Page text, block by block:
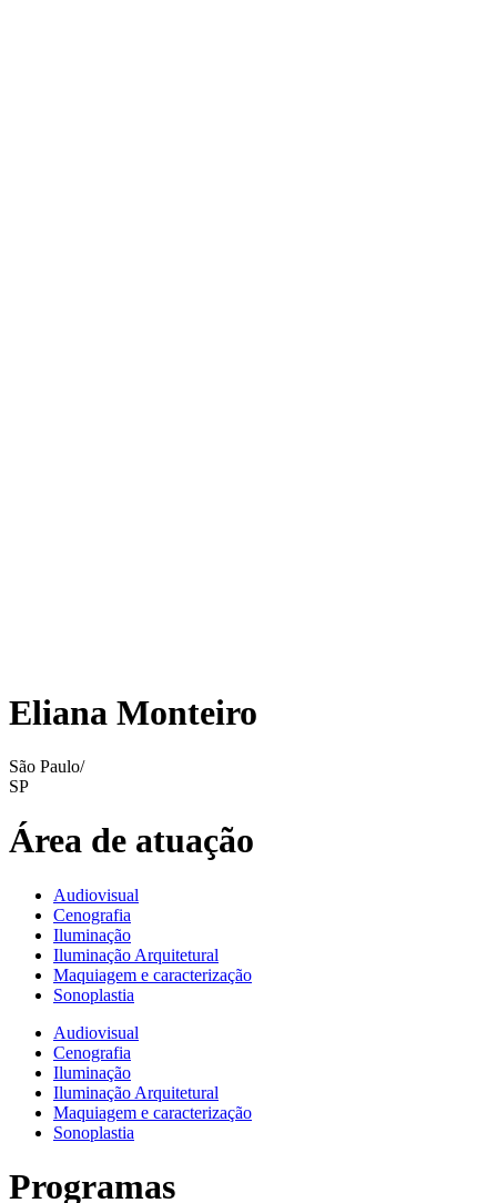
Eliana Monteiro
São Paulo/
SP
Área de atuação
Audiovisual
Cenografia
Iluminação
Iluminação Arquitetural
Maquiagem e caracterização
Sonoplastia
Audiovisual
Cenografia
Iluminação
Iluminação Arquitetural
Maquiagem e caracterização
Sonoplastia
Programas